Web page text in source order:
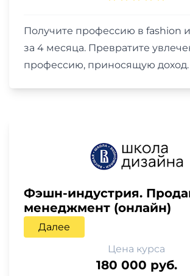
Получите профессию в fashion
за 4 месяца. Превратите
профессию, приносящую доход.
Фэшн-индустрия.
менеджмент (онлайн)
Далее
Цена курса
180 000 руб.